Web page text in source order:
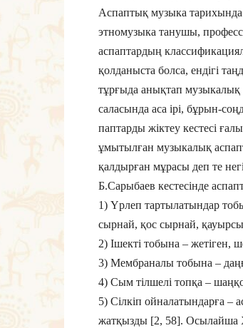
Аспаптық музыка
этномузыка танушы,
аспаптардың
қолданыста болса, ендігі
тұрғыда анықтап
саласында аса ірі, бұрын-
паптарды жіктеу кестесі
ұмытылған музыкалық
қалдырған мұрасы деп те
Б.Сарыбаев кестесінде
1) Үрлеп тартылатындар
сырнай, қос сырнай,
2) Ішекті тобына – жетіген,
3) Мембраналы тобына –
4) Сым тілшелі топқа –
5) Сілкіп ойналатындарға
жатқызды [2, 58]. Осылайша